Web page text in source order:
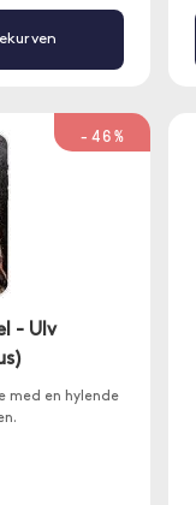
-46%
- Ulv
med en hylende